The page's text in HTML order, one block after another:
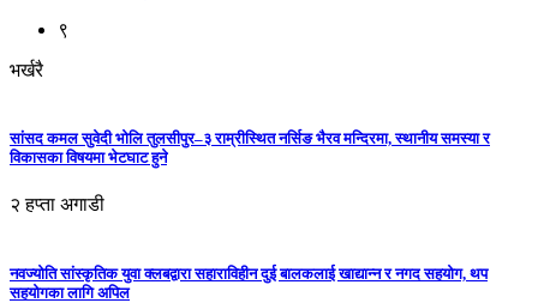
९
भर्खरै
सांसद कमल सुवेदी भोलि तुलसीपुर–३ राम्रीस्थित नर्सिङ भैरव मन्दिरमा, स्थानीय समस्या र
विकासका विषयमा भेटघाट हुने
२ हप्ता अगाडी
नवज्योति सांस्कृतिक युवा क्लबद्वारा सहाराविहीन दुई बालकलाई खाद्यान्न र नगद सहयोग, थप
सहयोगका लागि अपिल